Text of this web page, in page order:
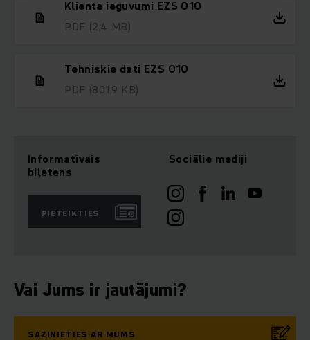
Klienta ieguvumi EZS 010
PDF (2,4 MB)
Tehniskie dati EZS 010
PDF (801,9 KB)
Informatīvais
biļetens
PIETEIKTIES
Sociālie mediji
Vai Jums ir jautājumi?
SAZINIETIES AR MUMS